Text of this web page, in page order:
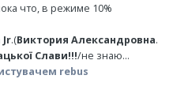
что, в режиме 10%
Jr.(Виктория Александровна.
Слави!!!/не знаю...
rebus